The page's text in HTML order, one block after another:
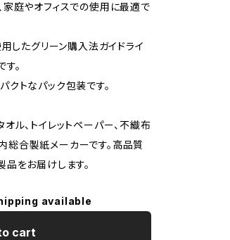
庭やオフィスでの使用に最適で
したグリーン購入法ガイドライ
。
トなパック包装です。
ル、トイレットペーパー、不織布
合製紙メーカーです。高品質
品をお届けします。
available
cart